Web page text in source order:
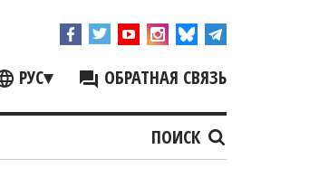
РУС▾ ОБРАТНАЯ СВЯЗЬ
ПОИСК